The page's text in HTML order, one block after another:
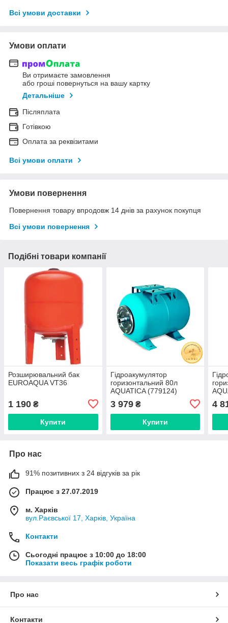
Всі умови доставки
Умови оплати
Ви отримаєте замовлення
або гроші повернуться на вашу картку
Детальніше
Післяплата
Готівкою
Оплата за реквізитами
Всі умови оплати
Умови повернення
Повернення товару впродовж 14 днів за рахунок покупця
Всі умови повернення
Подібні товари компанії
Розширювальний бак
EUROAQUA VT36
1 190 ₴
Купити
Гідроакумулятор
горизонтальний 80л
AQUATICA (779124)
3 979₴
Купити
4
Про нас
91% позитивних з 24 відгуків за рік
Працює з 27.07.2019
м. Харків
вул.Раєвської 17, Харків, Україна
Контакти
Сьогодні працює з 10:00 до 18:00
Показати весь графік роботи
Про нас
Контакти